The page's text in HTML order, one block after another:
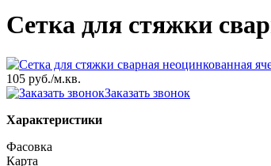
Сетка для стяжки
105 руб./м.кв.
Заказать звонок
Характеристики
Фасовка
Карта